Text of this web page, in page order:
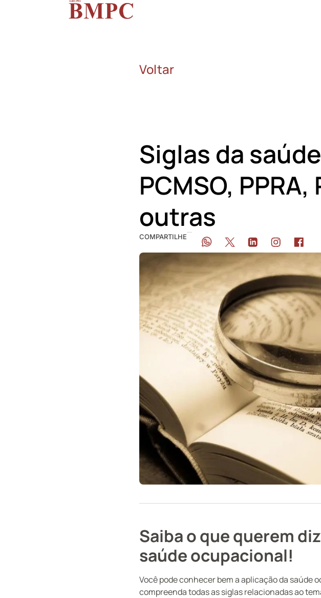
Voltar
Siglas da
PCMSO,
outras
COMPARTILHE
Saiba o que querem
saúde ocupacional!
Você pode conhecer bem a aplicação da saúde
compreenda todas as siglas relacionadas ao